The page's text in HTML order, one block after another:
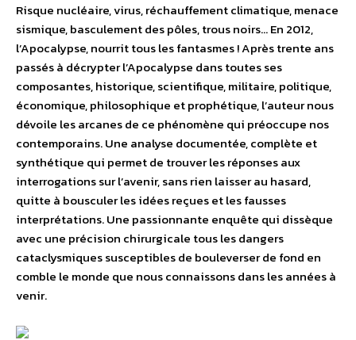
Risque nucléaire, virus, réchauffement climatique, menace
sismique, basculement des pôles, trous noirs… En 2012,
l’Apocalypse, nourrit tous les fantasmes ! Après trente ans
passés à décrypter l’Apocalypse dans toutes ses
composantes, historique, scientifique, militaire, politique,
économique, philosophique et prophétique, l’auteur nous
dévoile les arcanes de ce phénomène qui préoccupe nos
contemporains. Une analyse documentée, complète et
synthétique qui permet de trouver les réponses aux
interrogations sur l’avenir, sans rien laisser au hasard,
quitte à bousculer les idées reçues et les fausses
interprétations. Une passionnante enquête qui dissèque
avec une précision chirurgicale tous les dangers
cataclysmiques susceptibles de bouleverser de fond en
comble le monde que nous connaissons dans les années à
venir.